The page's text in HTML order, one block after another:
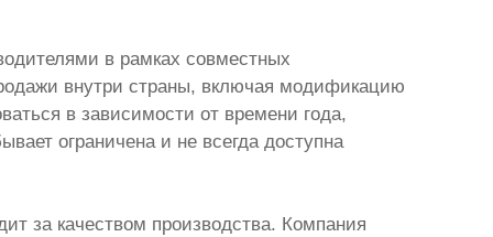
в рамках совместных
внутри страны, включая модификацию
в зависимости от времени года,
ограничена и не всегда доступна
за качеством производства. Компания